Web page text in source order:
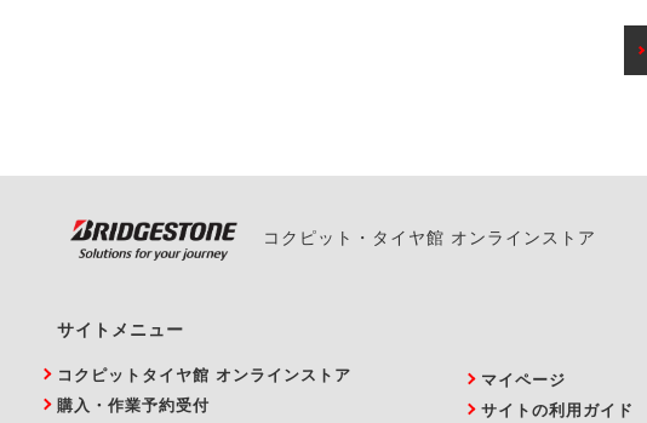
また、やむを得ない事由によりご
コクピット・タイヤ館 オンラインストア
サイトメニュー
コクピットタイヤ館 オンラインストア
購入・作業予約受付
マイページ
サイトの利用ガイド